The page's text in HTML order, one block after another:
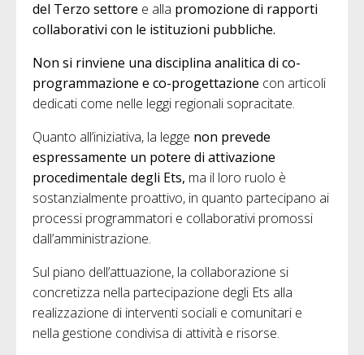
del Terzo settore e alla promozione di rapporti
collaborativi con le istituzioni pubbliche.
Non si rinviene una disciplina analitica di co-
programmazione e co-progettazione con articoli
dedicati come nelle leggi regionali sopracitate.
Quanto all’iniziativa, la legge non prevede
espressamente un potere di attivazione
procedimentale degli Ets, ma il loro ruolo è
sostanzialmente proattivo, in quanto partecipano ai
processi programmatori e collaborativi promossi
dall’amministrazione.
Sul piano dell’attuazione, la collaborazione si
concretizza nella partecipazione degli Ets alla
realizzazione di interventi sociali e comunitari e
nella gestione condivisa di attività e risorse.